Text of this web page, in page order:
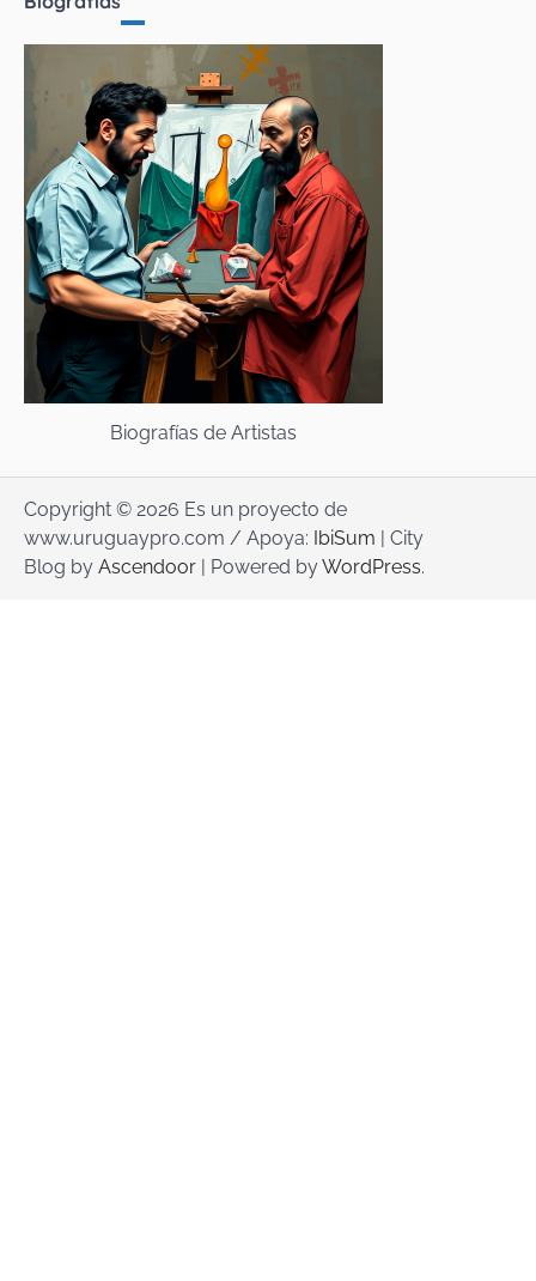
Biografías de Artistas
Copyright © 2026 Es un proyecto de
www.uruguaypro.com / Apoya: IbiSum | City
Blog by Ascendoor | Powered byWordPress.